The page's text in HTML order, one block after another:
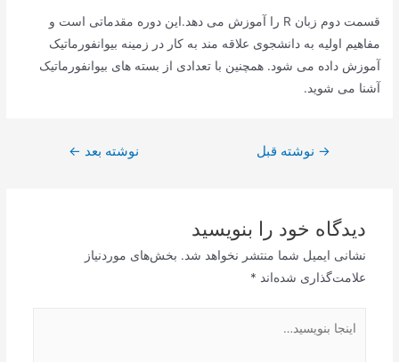
قسمت دوم زبان R را آموزش می دهد.این دوره مقدماتی است و
مفاهیم اولیه به دانشجوی علاقه مند به کار در زمینه بیوانفورماتیک
آموزش داده می شود. همچنین با تعدادی از بسته های بیوانفورماتیک
آشنا می شوید.
راهبری→ نوشته قبل نوشته بعد ←
دیدگاه‌ خود را بنویسید
نشانی ایمیل شما منتشر نخواهد شد. بخش‌های موردنیاز
علامت‌گذاری شده‌اند *
بنویسید…